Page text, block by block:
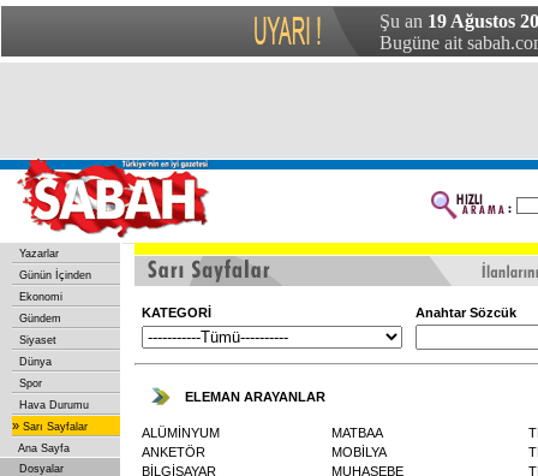
Şu an 19 Ağustos
Bugüne ait
Yazarlar
Günün İçinden
Ekonomi
Gündem
Siyaset
Dünya
Spor
Hava Durumu
» Sarı Sayfalar
Ana Sayfa
Dosyalar
KATEGORİ Anahtar Sözcük
ELEMAN ARAYANLAR
ALÜMİNYUM
ANKETÖR
BİLGİSAYAR
MATBAA
MOBİLYA
MUHASEBE